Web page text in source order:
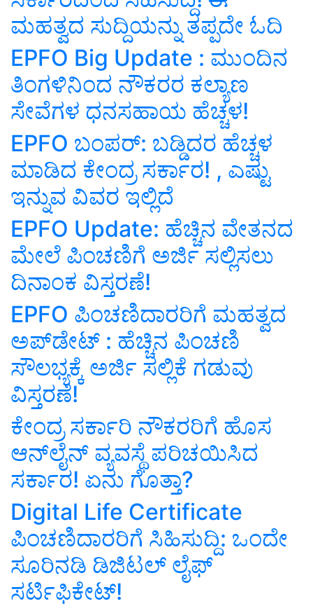
ಮಹತ್ವದ ಸುದ್ದಿಯನ್ನು ತಪ್ಪದೇ ಓದಿ
EPFO Big Update : ಮುಂದಿನ
ತಿಂಗಳಿನಿಂದ ನೌಕರರ ಕಲ್ಯಾಣ
ಸೇವೆಗಳ ಧನಸಹಾಯ ಹೆಚ್ಚಳ!
EPFO ಬಂಪರ್‌: ಬಡ್ಡಿದರ ಹೆಚ್ಚಳ
ಮಾಡಿದ ಕೇಂದ್ರ ಸರ್ಕಾರ! , ಎಷ್ಟು
ಇನ್ನುವ ವಿವರ ಇಲ್ಲಿದೆ
EPFO Update: ಹೆಚ್ಚಿನ ವೇತನದ
ಮೇಲೆ ಪಿಂಚಣಿಗೆ ಅರ್ಜಿ ಸಲ್ಲಿಸಲು
ದಿನಾಂಕ ವಿಸ್ತರಣೆ!
EPFO ಪಿಂಚಣಿದಾರರಿಗೆ ಮಹತ್ವದ
ಅಪ್‌ಡೇಟ್‌ : ಹೆಚ್ಚಿನ ಪಿಂಚಣಿ
ಸೌಲಭ್ಯಕ್ಕೆ ಅರ್ಜಿ ಸಲ್ಲಿಕೆ ಗಡುವು
ವಿಸ್ತರಣೆ!
ಕೇಂದ್ರ ಸರ್ಕಾರಿ ನೌಕರರಿಗೆ ಹೊಸ
ಆನ್‌ಲೈನ್ ವ್ಯವಸ್ಥೆ ಪರಿಚಯಿಸಿದ
ಸರ್ಕಾರ! ಏನು ಗೊತ್ತಾ?
Digital Life Certificate
ಪಿಂಚಣಿದಾರರಿಗೆ ಸಿಹಿಸುದ್ದಿ: ಒಂದೇ
ಸೂರಿನಡಿ ಡಿಜಿಟಲ್ ಲೈಫ್
ಸರ್ಟಿಫಿಕೇಟ್!